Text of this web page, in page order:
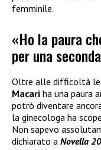
femminile.
«Ho la paura
per una
Oltre alle difficoltà
Macari ha una paura
potrò diventare
la ginecologa ha
Non sapevo
dichiarato a Novella